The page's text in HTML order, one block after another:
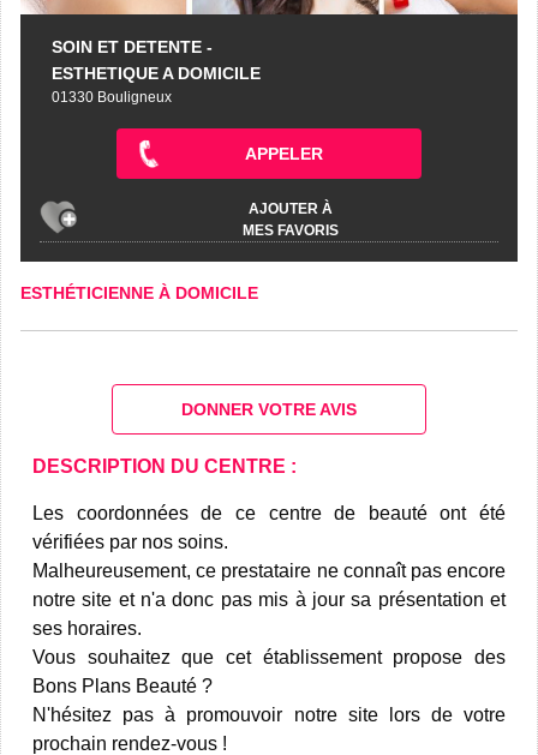
SOIN ET DETENTE -
ESTHETIQUE A DOMICILE
01330 Bouligneux
APPELER
AJOUTER À
MES FAVORIS
ESTHÉTICIENNE À DOMICILE
DONNER VOTRE AVIS
DESCRIPTION DU CENTRE :
Les coordonnées de ce centre de beauté ont été
vérifiées par nos soins.
Malheureusement, ce prestataire ne connaît pas encore
notre site et n'a donc pas mis à jour sa présentation et
ses horaires.
Vous souhaitez que cet établissement propose des
Bons Plans Beauté ?
N'hésitez pas à promouvoir notre site lors de votre
prochain rendez-vous !